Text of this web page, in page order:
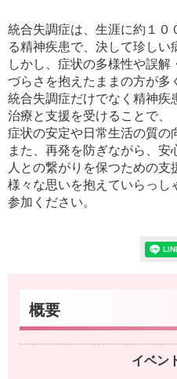
統合失調症は、生涯に約１０
る精神疾患で、決して珍しい
しかし、症状の多様性や誤解
づらさを抱えたままの方が多
統合失調症だけでなく精神疾
治療と支援を受けることで、
症状の安定や日常生活の質の
また、再発を防ぎながら、
人との繋がりを保つための支
様々な思いを抱えていらっし
参加ください。
概要
イベン